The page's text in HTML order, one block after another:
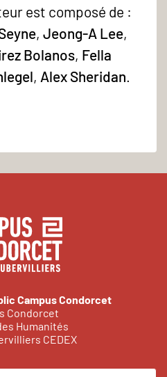
est composé de :
, Jeong-A Lee,
Bolanos, Fella
, Alex Sheridan.
Campus Condorcet
Condorcet
Humanités
CEDEX